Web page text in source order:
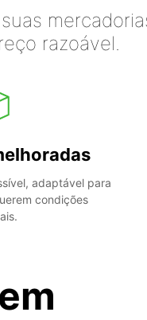
razoável.
adaptável para
condições